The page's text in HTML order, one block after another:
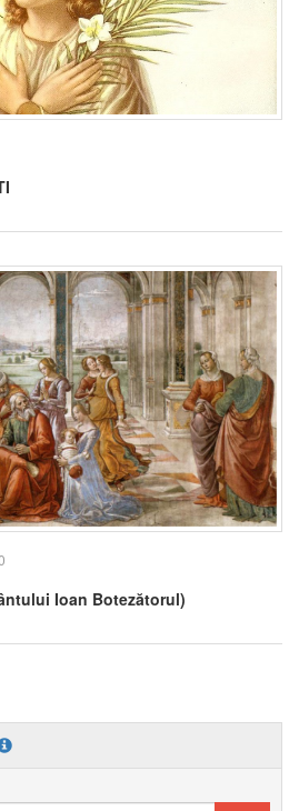
Ioan Botezătorul)